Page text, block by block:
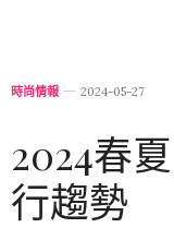
時尚情報 2024-05-27
2024春
行趨勢